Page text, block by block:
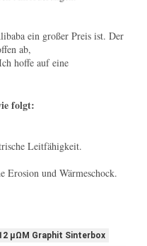
ein großer Preis ist. Der
ab,
hoffe auf eine
folgt:
Leitfähigkeit.
Erosion und Wärmeschock.
μΩM Graphit Sinterbox